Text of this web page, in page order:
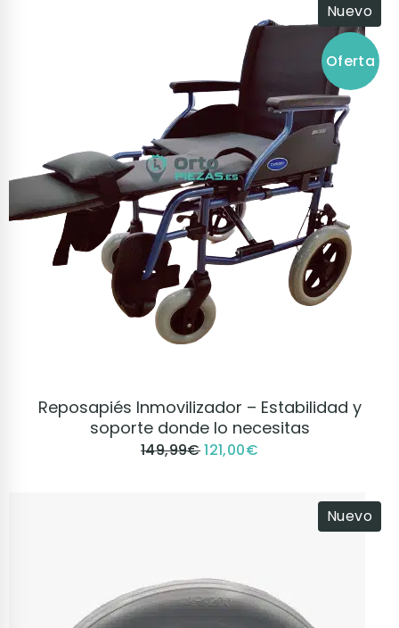
Oferta
Nuevo
VER PRODUCTO
Reposapiés Inmovilizador – Estabilidad y
soporte donde lo necesitas
149,99€121,00€
Nuevo